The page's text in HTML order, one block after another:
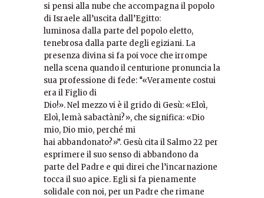
si pensi alla nube che accompagna il popolo
di Israele all’uscita dall’Egitto:
luminosa dalla parte del popolo eletto,
tenebrosa dalla parte degli egiziani. La
presenza divina si fa poi voce che irrompe
nella scena quando il centurione pronuncia la
sua professione di fede: “«Veramente costui
era il Figlio di
Dio!». Nel mezzo vi è il grido di Gesù: «Eloì,
Eloì, lemà sabactàni?», che significa: «Dio
mio, Dio mio, perché mi
hai abbandonato?»”. Gesù cita il Salmo 22 per
esprimere il suo senso di abbandono da
parte del Padre e qui direi che l’incarnazione
tocca il suo apice. Egli si fa pienamente
solidale con noi, per un Padre che rimane